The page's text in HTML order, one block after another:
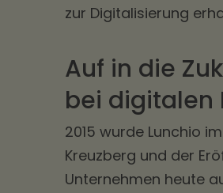
zur Digitalisierung
Auf in die
bei digitalen
2015 wurde Lunchio
Kreuzberg und der
Unternehmen heute